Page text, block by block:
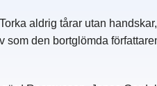
aldrig tårar utan
den bortglömda